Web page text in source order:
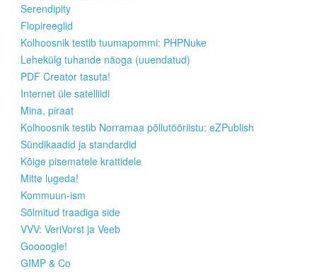
Serendipity
Flopireeglid
Kolhoosnik testib tuumapommi: PHPNuke
Lehekülg tuhande näoga (uuendatud)
PDF Creator tasuta!
Internet üle satelliidi
Mina, piraat
Kolhoosnik testib Norramaa põllutööriistu: eZPublish
Sündikaadid ja standardid
Kõige pisematele krattidele
Mitte lugeda!
Kommuun-ism
Sõlmitud traadiga side
VVV: VeriVorst ja Veeb
Goooogle!
GIMP & Co